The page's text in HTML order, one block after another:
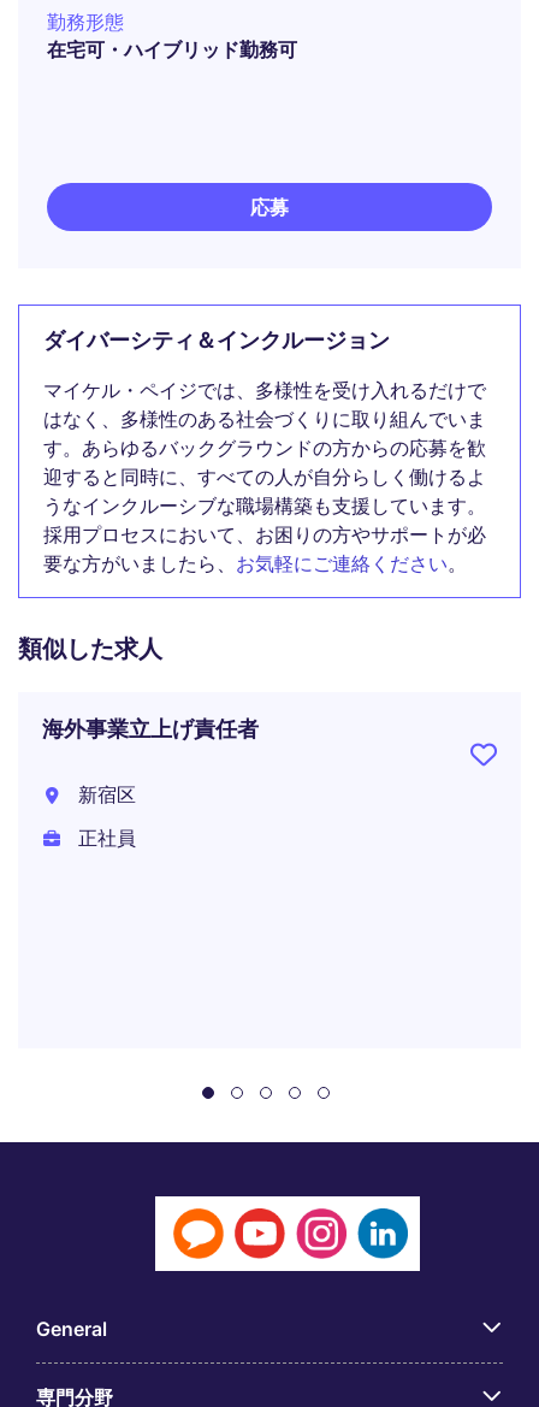
勤務形態
在宅可・ハイブリッド勤務可
応募
ダイバーシティ＆インクルージョン
マイケル・ペイジでは、多様性を受け入れるだけで
はなく、多様性のある社会づくりに取り組んでいま
す。あらゆるバックグラウンドの方からの応募を歓
迎すると同時に、すべての人が自分らしく働けるよ
うなインクルーシブな職場構築も支援しています。
採用プロセスにおいて、お困りの方やサポートが必
要な方がいましたら、 お気軽にご連絡ください。
類似した求人
海外事業立上げ責任者
新宿区
正社員
General
専門分野